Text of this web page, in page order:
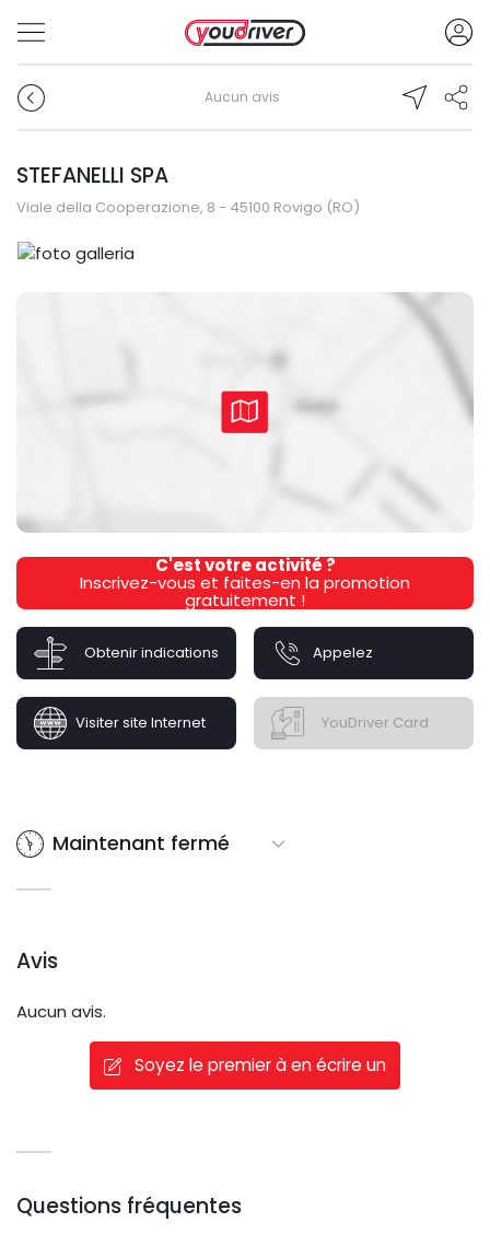
Aucun avis
STEFANELLI SPA
Viale della Cooperazione, 8 - 45100 Rovigo (RO)
C'est votre activité ?
Inscrivez-vous et faites-en la promotion
gratuitement !
Obtenir indications Appelez
Visiter site Internet YouDriver Card
Maintenant fermé
Avis
Aucun avis.
Soyez le premier à en écrire un
Questions fréquentes